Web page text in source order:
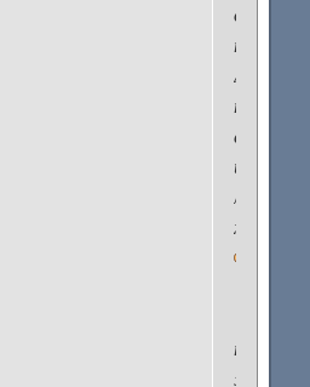
до
поздна.
А
потом
еще
и
любви
хочет
тоже